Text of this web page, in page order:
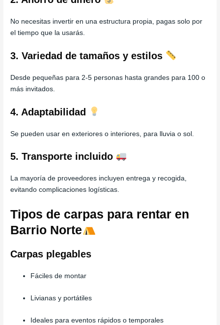
No necesitas invertir en una estructura propia, pagas solo por
el tiempo que la usarás.
3. Variedad de tamaños y estilos
Desde pequeñas para 2-5 personas hasta grandes para 100 o
más invitados.
4. Adaptabilidad
Se pueden usar en exteriores o interiores, para lluvia o sol.
5. Transporte incluido
La mayoría de proveedores incluyen entrega y recogida,
evitando complicaciones logísticas.
Tipos de carpas para rentar en
Barrio Norte
Carpas plegables
Fáciles de montar
Livianas y portátiles
Ideales para eventos rápidos o temporales